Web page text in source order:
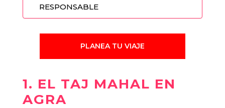
RESPONSABLE
PLANEA TU VIAJE
1. EL TAJ MAHAL EN
AGRA